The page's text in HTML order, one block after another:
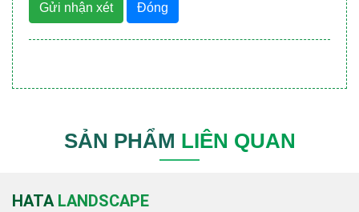
Gửi nhận xét Đóng
SẢN PHẨM LIÊN QUAN
HATA LANDSCAPE